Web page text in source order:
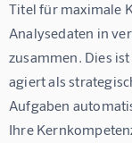
Titel für maximale
Analysedaten in
zusammen. Dies
agiert als
Aufgaben
Ihre